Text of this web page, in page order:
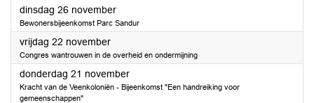
dinsdag 26 november2024
Bewonersbijeenkomst Parc Sandur
vrijdag 22 november2024
Congres wantrouwen in de overheid en ondermijning
donderdag 21 november2024
Kracht van de Veenkoloniën - Bijeenkomst "Een handreiking voor
gemeenschappen"